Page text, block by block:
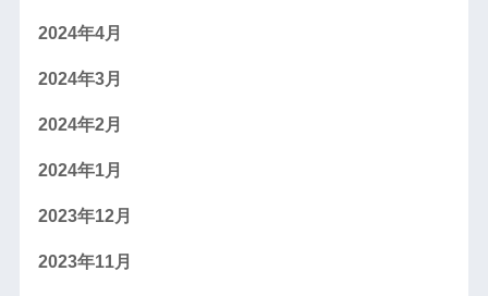
2024年4月
2024年3月
2024年2月
2024年1月
2023年12月
2023年11月